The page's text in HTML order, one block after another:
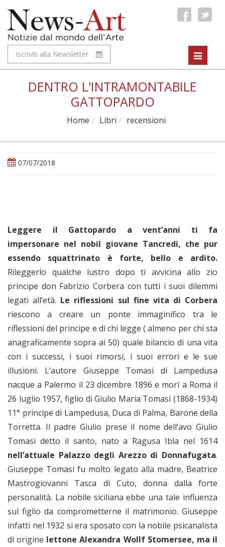
Iscriviti alla Newsletter
Toggle
DENTRO L'INTRAMONTABILE
GATTOPARDO
Home Libri recensioni
07/07/2018
Leggere il Gattopardo a vent’anni ti fa
impersonare nel nobil giovane Tancredi, che pur
essendo squattrinato è forte, bello e ardito.
Rileggerlo qualche lustro dopo ti avvicina allo zio
principe don Fabrizio Corbera con tutti i suoi dilemmi
legati all’età. Le riflessioni sul fine vita di Corbera
riescono a creare un ponte immaginifico tra le
riflessioni del principe e di chi legge ( almeno per chi sta
anagraficamente sopra ai 50) quale bilancio di una vita
con i successi, i suoi rimorsi, i suoi errori e le sue
illusioni. L’autore Giuseppe Tomasi di Lampedusa
nacque a Palermo il 23 dicembre 1896 e morì a Roma il
26 luglio 1957, figlio di Giulio Maria Tomasi (1868-1934)
11° principe di Lampedusa, Duca di Palma, Barone della
Torretta. Il padre Giulio prese il nome dell’avo Giulio
Tomasi detto il santo, nato a Ragusa Ibla nel 1614
nell’attuale Palazzo degli Arezzo di Donnafugata.
Giuseppe Tomasi fu molto legato alla madre, Beatrice
Mastrogiovanni Tasca di Cuto, donna dalla forte
personalità. La nobile siciliana ebbe una tale influenza
sul figlio da comprometterne il matrimonio. Giuseppe
infatti nel 1932 si era sposato con la nobile psicanalista
di origine lettone Alexandra Wollf Stomersee, ma il